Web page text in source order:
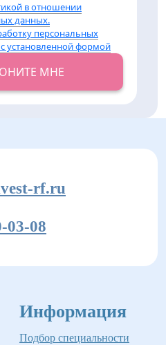
в отношении
данных.
персональных
установленной формой
МНЕ
rf.ru
03-08
Информация
Подбор специальности